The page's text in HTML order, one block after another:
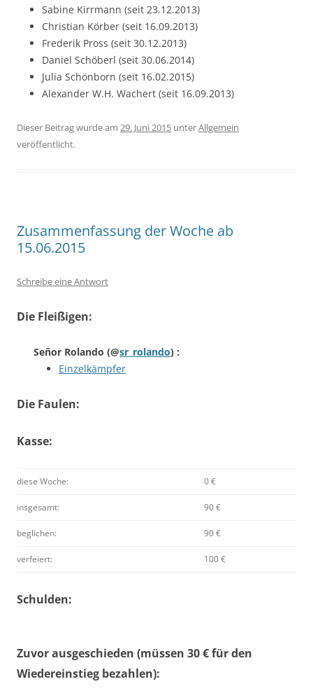
Sabine Kirrmann (seit 23.12.2013)
Christian Körber (seit 16.09.2013)
Frederik Pross (seit 30.12.2013)
Daniel Schöberl (seit 30.06.2014)
Julia Schönborn (seit 16.02.2015)
Alexander W.H. Wachert (seit 16.09.2013)
Dieser Beitrag wurde am 29. Juni 2015 unterAllgemein
veröffentlicht.
Zusammenfassung der Woche ab
15.06.2015
Schreibe eine Antwort
Die Fleißigen:
Señor Rolando (@sr_rolando) :
Einzelkämpfer
Die Faulen:
Kasse:
diese Woche: 0 €
insgesamt: 90 €
beglichen: 90 €
verfeiert: 100 €
Schulden:
Zuvor ausgeschieden (müssen 30 € für den
Wiedereinstieg bezahlen):